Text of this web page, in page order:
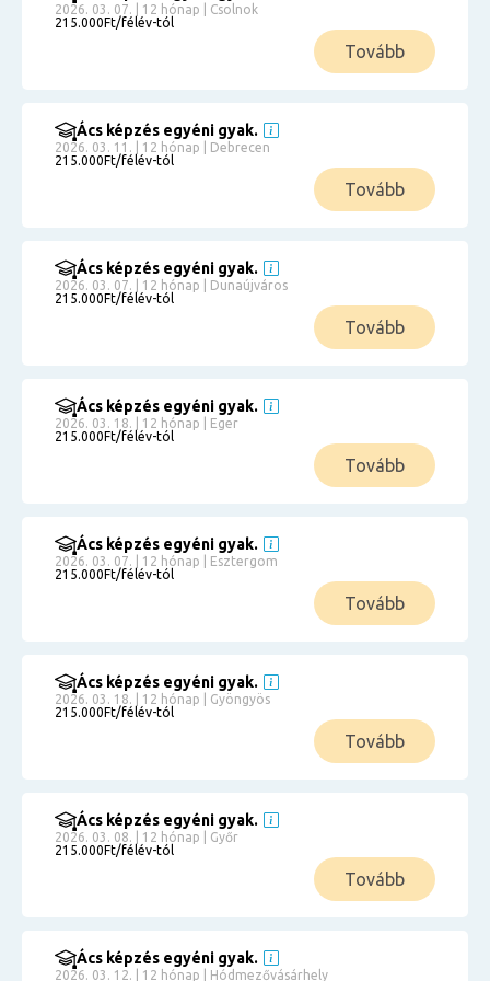
2026. 03. 07. | 12 hónap | Csolnok
215.000Ft/félév-tól
Tovább
Ács képzés egyéni gyak.
2026. 03. 11. | 12 hónap | Debrecen
215.000Ft/félév-tól
Tovább
Ács képzés egyéni gyak.
2026. 03. 07. | 12 hónap | Dunaújváros
215.000Ft/félév-tól
Tovább
Ács képzés egyéni gyak.
2026. 03. 18. | 12 hónap | Eger
215.000Ft/félév-tól
Tovább
Ács képzés egyéni gyak.
2026. 03. 07. | 12 hónap | Esztergom
215.000Ft/félév-tól
Tovább
Ács képzés egyéni gyak.
2026. 03. 18. | 12 hónap | Gyöngyös
215.000Ft/félév-tól
Tovább
Ács képzés egyéni gyak.
2026. 03. 08. | 12 hónap | Győr
215.000Ft/félév-tól
Tovább
Ács képzés egyéni gyak.
2026. 03. 12. | 12 hónap | Hódmezővásárhely